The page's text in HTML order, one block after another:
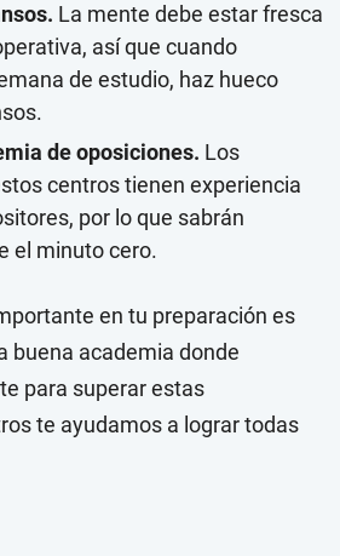
La mente debe estar fresca
así que cuando
de estudio, haz hueco
de oposiciones. Los
centros tienen experiencia
por lo que sabrán
el minuto cero.
en tu preparación es
buena academia donde
para superar estas
te ayudamos a lograr todas